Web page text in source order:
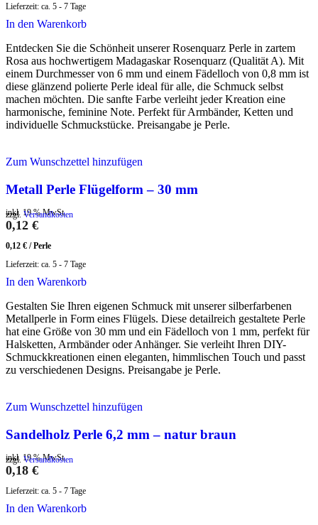
Lieferzeit: ca. 5 - 7 Tage
In den Warenkorb
Entdecken Sie die Schönheit unserer Rosenquarz Perle in zartem
Rosa aus hochwertigem Madagaskar Rosenquarz (Qualität A). Mit
einem Durchmesser von 6 mm und einem Fädelloch von 0,8 mm ist
diese glänzend polierte Perle ideal für alle, die Schmuck selbst
machen möchten. Die sanfte Farbe verleiht jeder Kreation eine
harmonische, feminine Note. Perfekt für Armbänder, Ketten und
individuelle Schmuckstücke. Preisangabe je Perle.
Zum Wunschzettel hinzufügen
Metall Perle Flügelform – 30 mm
inkl. 19 % MwSt.
zzgl. Versandkosten
0,12 €
0,12 € /Perle
Lieferzeit: ca. 5 - 7 Tage
In den Warenkorb
Gestalten Sie Ihren eigenen Schmuck mit unserer silberfarbenen
Metallperle in Form eines Flügels. Diese detailreich gestaltete Perle
hat eine Größe von 30 mm und ein Fädelloch von 1 mm, perfekt für
Halsketten, Armbänder oder Anhänger. Sie verleiht Ihren DIY-
Schmuckkreationen einen eleganten, himmlischen Touch und passt
zu verschiedenen Designs. Preisangabe je Perle.
Zum Wunschzettel hinzufügen
Sandelholz Perle 6,2 mm – natur braun
inkl. 19 % MwSt.
zzgl. Versandkosten
0,18 €
Lieferzeit: ca. 5 - 7 Tage
In den Warenkorb